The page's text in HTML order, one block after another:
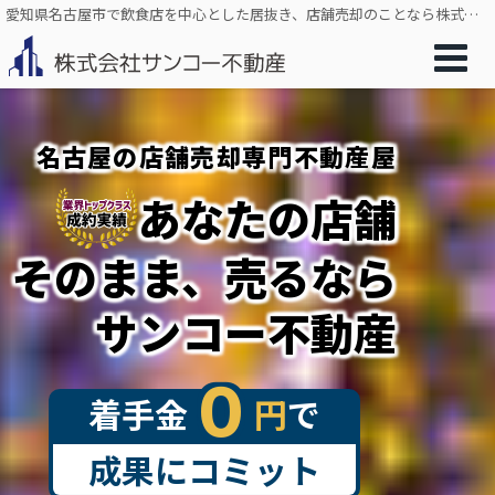
愛知県名古屋市で飲食店を中心とした居抜き、店舗売却のことなら株式会社サンコー不動産
名古屋の店舗売却専門不動産屋
あなたの店舗
そのまま、売るなら
サンコー不動産
着手金０円で
成果にコミット